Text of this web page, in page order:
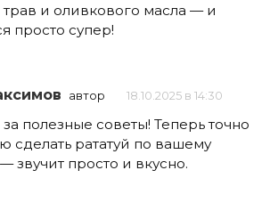
и оливкового масла — и
просто супер!
автор 18.10.2025 в 14:30
полезные советы! Теперь точно
сделать рататуй по вашему
звучит просто и вкусно.